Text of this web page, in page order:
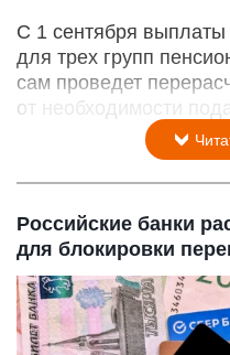
С 1 сентября выплаты
для трех групп
сам проведет
от необходимости
Российские банки
для блокировки